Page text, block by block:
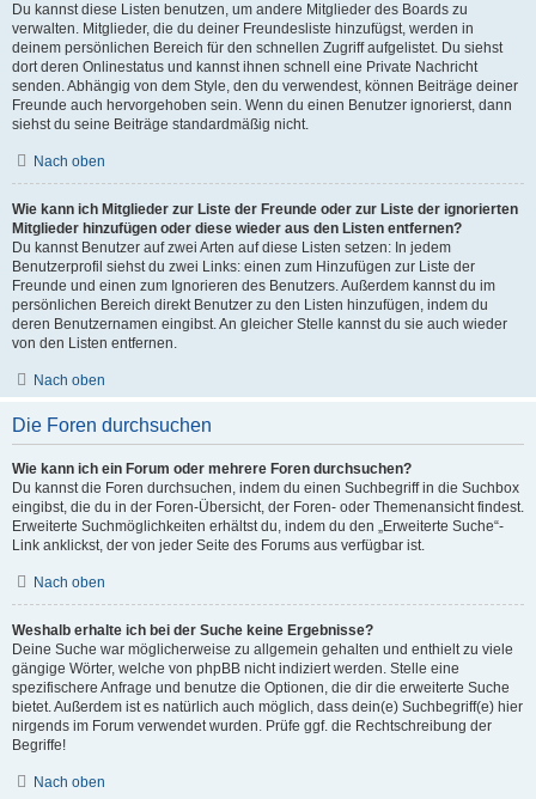
Du kannst diese Listen benutzen, um andere Mitglieder des Boards zu
verwalten. Mitglieder, die du deiner Freundesliste hinzufügst, werden in
deinem persönlichen Bereich für den schnellen Zugriff aufgelistet. Du siehst
dort deren Onlinestatus und kannst ihnen schnell eine Private Nachricht
senden. Abhängig von dem Style, den du verwendest, können Beiträge deiner
Freunde auch hervorgehoben sein. Wenn du einen Benutzer ignorierst, dann
siehst du seine Beiträge standardmäßig nicht.
Nach oben
Wie kann ich Mitglieder zur Liste der Freunde oder zur Liste der ignorierten
Mitglieder hinzufügen oder diese wieder aus den Listen entfernen?
Du kannst Benutzer auf zwei Arten auf diese Listen setzen: In jedem
Benutzerprofil siehst du zwei Links: einen zum Hinzufügen zur Liste der
Freunde und einen zum Ignorieren des Benutzers. Außerdem kannst du im
persönlichen Bereich direkt Benutzer zu den Listen hinzufügen, indem du
deren Benutzernamen eingibst. An gleicher Stelle kannst du sie auch wieder
von den Listen entfernen.
Nach oben
Die Foren durchsuchen
Wie kann ich ein Forum oder mehrere Foren durchsuchen?
Du kannst die Foren durchsuchen, indem du einen Suchbegriff in die Suchbox
eingibst, die du in der Foren-Übersicht, der Foren- oder Themenansicht findest.
Erweiterte Suchmöglichkeiten erhältst du, indem du den „Erweiterte Suche“-
Link anklickst, der von jeder Seite des Forums aus verfügbar ist.
Nach oben
Weshalb erhalte ich bei der Suche keine Ergebnisse?
Deine Suche war möglicherweise zu allgemein gehalten und enthielt zu viele
gängige Wörter, welche von phpBB nicht indiziert werden. Stelle eine
spezifischere Anfrage und benutze die Optionen, die dir die erweiterte Suche
bietet. Außerdem ist es natürlich auch möglich, dass dein(e) Suchbegriff(e) hier
nirgends im Forum verwendet wurden. Prüfe ggf. die Rechtschreibung der
Begriffe!
Nach oben